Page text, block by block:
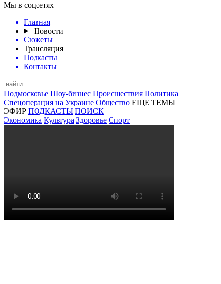
Мы в соцсетях
Главная
Новости
Сюжеты
Трансляция
Подкасты
Контакты
Подмосковье Шоу-бизнес Происшествия Политика
Спецоперация на Украине Общество ЕЩЕ ТЕМЫ
ЭФИР ПОДКАСТЫ ПОИСК
Экономика Культура Здоровье Спорт